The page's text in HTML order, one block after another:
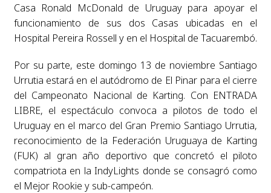
Casa Ronald McDonald de Uruguay para apoyar el
funcionamiento de sus dos Casas ubicadas en el
Hospital Pereira Rossell y en el Hospital de Tacuarembó.
Por su parte, este domingo 13 de noviembre Santiago
Urrutia estará en el autódromo de El Pinar para el cierre
del Campeonato Nacional de Karting. Con ENTRADA
LIBRE, el espectáculo convoca a pilotos de todo el
Uruguay en el marco del Gran Premio Santiago Urrutia,
reconocimiento de la Federación Uruguaya de Karting
(FUK) al gran año deportivo que concretó el piloto
compatriota en la IndyLights donde se consagró como
el Mejor Rookie y sub-campeón.